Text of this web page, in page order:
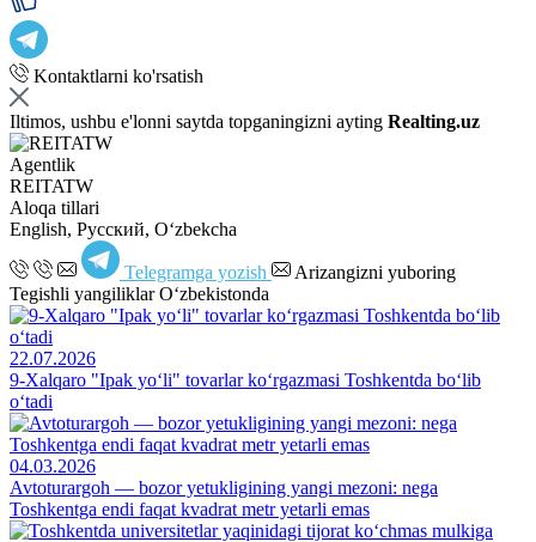
Kontaktlarni ko'rsatish
Iltimos, ushbu e'lonni saytda topganingizni ayting Realting.uz
Agentlik
REITATW
Aloqa tillari
English, Русский, Oʻzbekcha
Telegramga yozish
Arizangizni yuboring
Tegishli yangiliklar O‘zbekistonda
22.07.2026
9-Xalqaro "Ipak yo‘li" tovarlar ko‘rgazmasi Toshkentda bo‘lib
o‘tadi
04.03.2026
Avtoturargoh — bozor yetukligining yangi mezoni: nega
Toshkentga endi faqat kvadrat metr yetarli emas